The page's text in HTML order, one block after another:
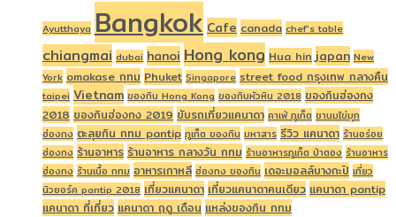
Ayutthaya Bangkok Cafe canada chef's table
chiangmai dubai hanoi Hong kong Hua hin japan New
York omakase กทม Phuket Singapore street food กรุงเทพ กลางคืน
taipei Vietnam ของกิน Hong Kong ของกินหัวหิน 2018 ของกินฮ่องกง
2018 ของกินฮ่องกง 2019 ขับรถเที่ยวแคนาดา คาเฟ่ ภูเก็ต ชานมไข่มุก
ฮ่องกง ตะลุยกิน กทม pantip ภูเก็ต ของกิน มหาสาร รีวิว แคนาดา ร้านอร่อย
ฮ่องกง ร้านอาหาร ร้านอาหาร กลางวัน กทม ร้านอาหารภูเก็ต ป่าตอง ร้านอาหาร
ฮ่องกง ร้านเนื้อ กทม อาหารเกาหลี ฮ่องกง ของกิน เดอะมอลล์บางกะปิ เที่ยว
นิวยอร์ค pantip 2018 เที่ยวแคนาดา เที่ยวแคนาดาคนเดียว แคนาดา pantip
แคนาดา ที่เที่ยว แคนาดา ฤดู เดือน แหล่งของกิน กทม